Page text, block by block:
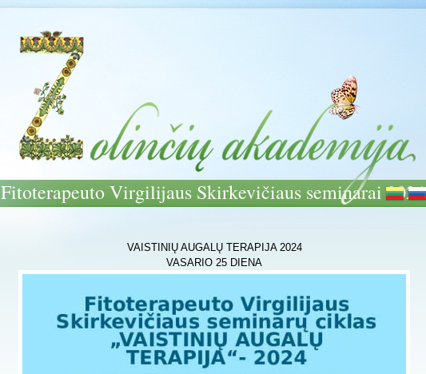
Fitoterapeuto Virgilijaus Skirkevičiaus seminarai 2024
VAISTINIŲ AUGALŲ TERAPIJA 2024
VASARIO 25 DIENA